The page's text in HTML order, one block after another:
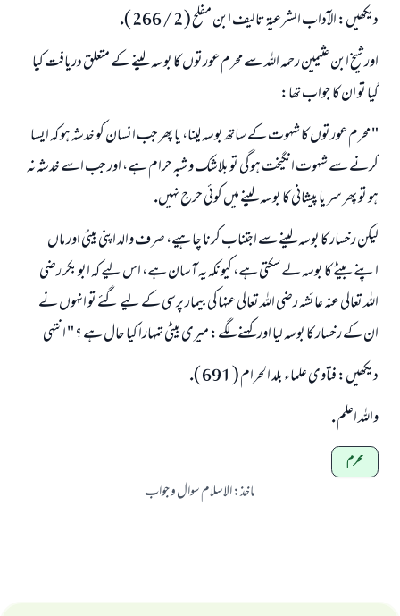
ديكھيں: الآداب الشرعيۃ تاليف ابن مفلح ( 2 / 266 ).
اور شيخ ابن عثيمين رحمہ اللہ سے محرم عورتوں كا بوسہ لينے كے متعلق دريافت كيا
گيا تو ان كا جواب تھا:
" محرم عورتوں كا شہوت كے ساتھ بوسہ لينا، يا پھر جب انسان كو خدشہ ہو كہ ايسا
كرنے سے شہوت انگيخت ہو گى تو بلاشك و شبہ حرام ہے، اور جب اسے خدشہ نہ
ہو تو پھر سر يا پيشانى كا بوسہ لينے ميں كوئى حرج نہيں.
ليكن رخسار كا بوسہ لينے سے اجتناب كرنا چاہيے، صرف والد اپنى بيٹى اور ماں
اپنے بيٹے كا بوسہ لے سكتى ہے، كيونكہ يہ آسان ہے، اس ليے كہ ابو بكر رضى
اللہ تعالى عنہ عائشہ رضى اللہ تعالى عنہا كى بيمار پرسى كے ليے گئے تو انہوں نے
ان كے رخسار كا بوسہ ليا اور كہنے لگے: ميرى بيٹى تمہارا كيا حال ہے ؟ " انتہى
ديكھيں: فتاوى علماء بلد الحرام ( 691 ).
واللہ اعلم .
محرم
ماخذ:الاسلام سوال و جواب